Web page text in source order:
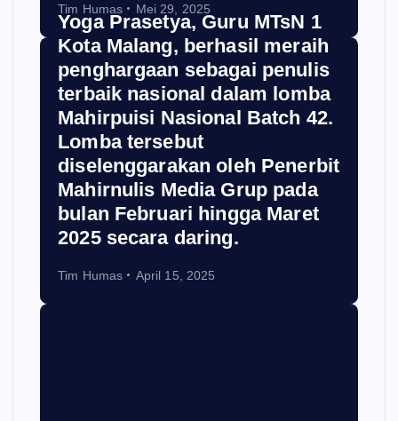
Tim Humas Mei 29, 2025
Yoga Prasetya, Guru MTsN 1
Kota Malang, berhasil meraih
penghargaan sebagai penulis
terbaik nasional dalam lomba
Mahirpuisi Nasional Batch 42.
Lomba tersebut
diselenggarakan oleh Penerbit
Mahirnulis Media Grup pada
bulan Februari hingga Maret
2025 secara daring.
Tim Humas April 15, 2025